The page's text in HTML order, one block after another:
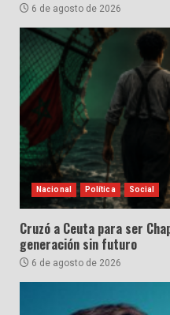
6 de agosto de 2026
Nacional Política Social
Cruzó a Ceuta para ser
generación sin futuro
6 de agosto de 2026